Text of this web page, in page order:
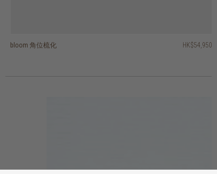
bloom 角位梳化 HK$54,950
dane 兩座位梳化 HK$13,450
otis 扶手椅 HK$5,950
barrow 兩座位梳化 HK$13,950
puff 兩座位梳化 HK$11,950
cozi 扶手椅 HK$7,950
bloom L型梳化 - 右 HK$38,450
bloom L型梳化 - 左 HK$38,450
ease 扶手椅 HK$5,950
easy time 三座位梳化 HK$22,450